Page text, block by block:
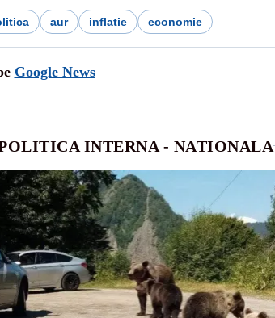
aur inflatie economie
Google News
INTERNA - NATIONALA